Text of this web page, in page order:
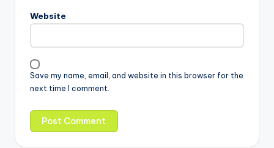
Website
Save my name, email, and website in this browser for the
next time I comment.